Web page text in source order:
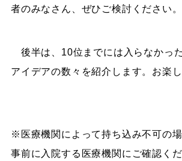
者のみなさん、ぜひご検討ください。
後半は、10位までには入らなかっ
アイデアの数々を紹介します。お楽し
※医療機関によって持ち込み不可の場
事前に入院する医療機関にご確認くだ